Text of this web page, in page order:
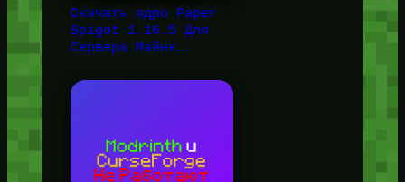
Скачать ядро Paper
Spigot 1.16.5 Для
Сервера Майнк…